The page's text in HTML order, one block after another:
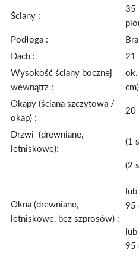
Ściany :
35
Podłoga :
Dach :
21
Wysokość ściany bocznej
wewnątrz :
ok.
cm)
Okapy (ściana szczytowa /
okap) :
20
Drzwi (drewniane,
letniskowe):
(1
Okna (drewniane,
letniskowe, bez szprosów) :
(2
95
95